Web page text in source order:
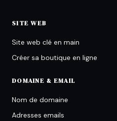
SITE WEB
Site web clé en main
Créer sa boutique en ligne
DOMAINE & EMAIL
Nom de domaine
Adresses emails